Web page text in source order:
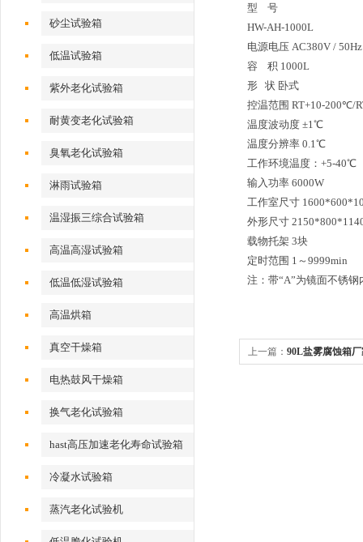
砂尘试验箱
低温试验箱
紫外老化试验箱
耐黄变老化试验箱
臭氧老化试验箱
淋雨试验箱
温湿振三综合试验箱
高温高湿试验箱
低温低湿试验箱
高温烘箱
真空干燥箱
电热鼓风干燥箱
换气老化试验箱
hast高压加速老化寿命试验箱
冷凝水试验箱
蒸汽老化试验机
型 号
HW-AH-1000L
电源电压 AC380V / 50Hz
容 积 1000L
形 状 卧式
控温范围 RT+10-200℃/
温度波动度 ±1℃
温度分辨率 0.1℃
工作环境温度：+5-40℃
输入功率 6000W
工作室尺寸
外形尺寸
载物托架 3块
定时范围 1～9999min
注：带“A”为镜面不锈钢
上一篇： 90L盐雾腐蚀箱